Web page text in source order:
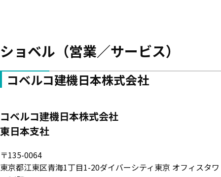
ショベル（営業／サービス）
コベルコ建機日本株式会社
コベルコ建機日本株式会社
東日本支社
〒135-0064
東京都江東区青海1丁目1-20ダイバーシティ東京 オフィスタワ